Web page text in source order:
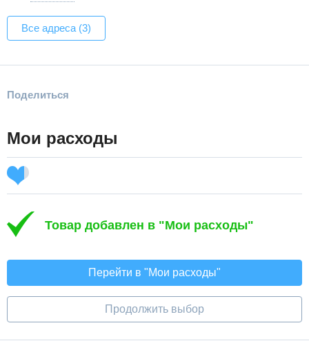
Все адреса (3)
Поделиться
Мои расходы
Товар добавлен в "Мои расходы"
Перейти в "Мои расходы"
Продолжить выбор